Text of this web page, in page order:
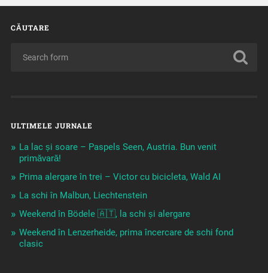
CĂUTARE
ULTIMELE JURNALE
La lac și soare – Paspels Seen, Austria. Bun venit
primăvară!
Prima alergare în trei – Victor cu bicicleta, Wald AI
La schi în Malbun, Liechtenstein
Weekend în Bödele 🇦🇹, la schi și alergare
Weekend în Lenzerheide, prima încercare de schi fond
clasic